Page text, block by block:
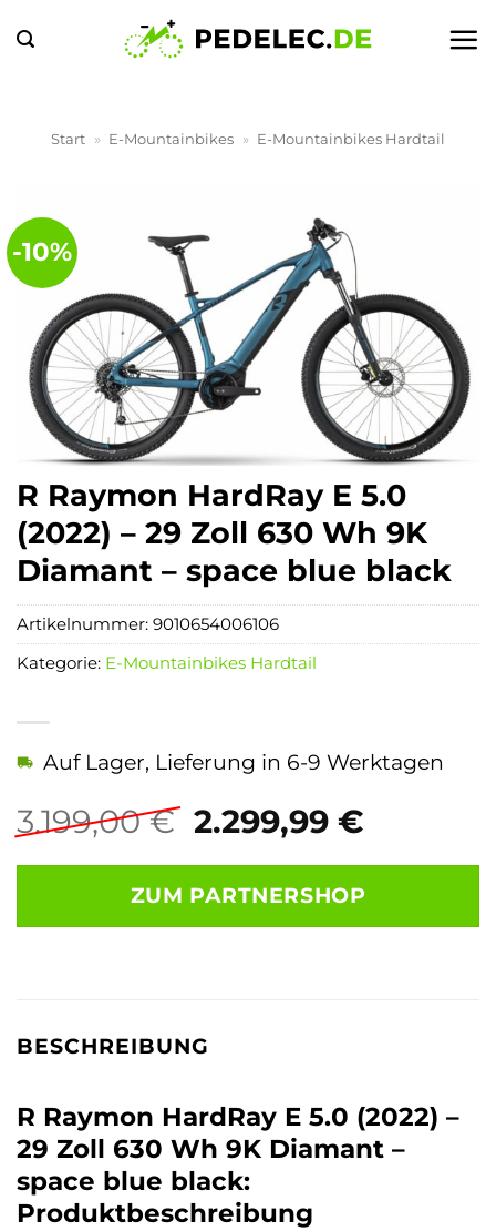
Inhalt
Start » E-Mountainbikes » E-Mountainbikes Hardtail
-10%
R Raymon HardRay E 5.0
(2022) – 29 Zoll 630 Wh 9K
Diamant – space blue black
3.199,00€ Ursprünglicher
war:
3.199,00 €
2.299,99 €
ist:
Auf Lager, Lieferung in 6-9 Werktagen
ZUM PARTNERSHOP
Artikelnummer: 9010654006106
Kategorie: E-Mountainbikes Hardtail
BESCHREIBUNG
R Raymon HardRay E 5.0 (2022) –
29 Zoll 630 Wh 9K Diamant –
space blue black:
Produktbeschreibung